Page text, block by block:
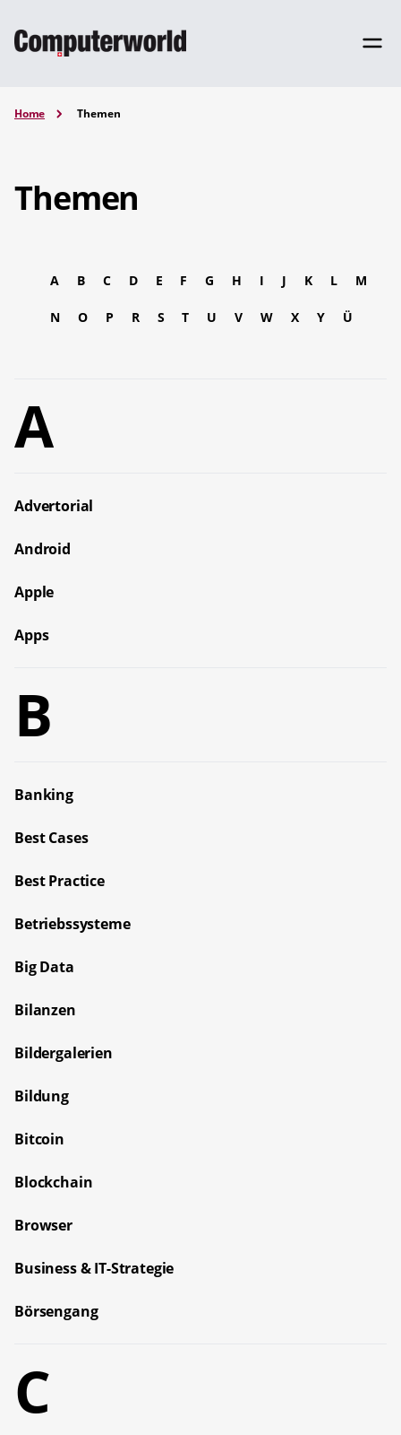
Home Themen
Themen
A B C D E F G H I J K L M
N O P R S T U V W X Y Ü
A
Advertorial
Android
Apple
Apps
B
Banking
Best Cases
Best Practice
Betriebssysteme
Big Data
Bilanzen
Bildergalerien
Bildung
Bitcoin
Blockchain
Browser
Business & IT-Strategie
Börsengang
C